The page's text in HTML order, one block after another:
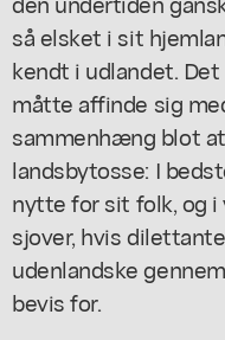
så elsket i sit
kendt i udlandet.
måtte affinde sig
sammenhæng blot
landsbytosse: I
nytte for sit folk, og
sjover, hvis
udenlandske
bevis for.